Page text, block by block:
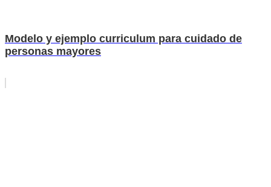
Modelo y ejemplo curriculum para cuidado de
personas mayores